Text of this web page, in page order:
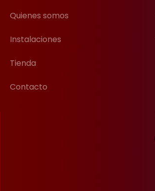
Quienes somos
Instalaciones
Tienda
Contacto